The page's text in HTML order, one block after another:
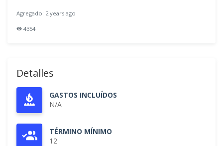
Agregado: 2 years ago
4354
Detalles
GASTOS INCLUÍDOS
N/A
TÉRMINO MÍNIMO
12